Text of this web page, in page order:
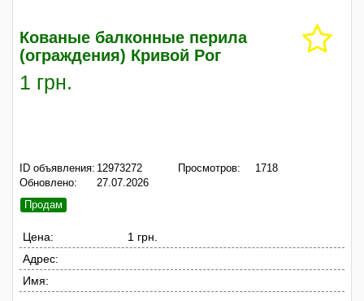
Кованые балконные перила
(ограждения) Кривой Рог
1 грн.
ID объявления: 12973272
Обновлено:
27.07.2026
Просмотров: 1718
Продам
Цена:
1 грн.
Адрес:
Имя: